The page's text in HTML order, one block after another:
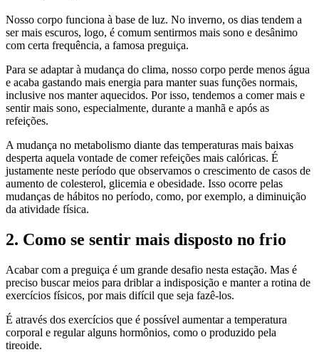
Nosso corpo funciona à base de luz. No inverno, os dias tendem a
ser mais escuros, logo, é comum sentirmos mais sono e desânimo
com certa frequência, a famosa preguiça.
Para se adaptar à mudança do clima, nosso corpo perde menos água
e acaba gastando mais energia para manter suas funções normais,
inclusive nos manter aquecidos. Por isso, tendemos a comer mais e
sentir mais sono, especialmente, durante a manhã e após as
refeições.
A mudança no metabolismo diante das temperaturas mais baixas
desperta aquela vontade de comer refeições mais calóricas. É
justamente neste período que observamos o crescimento de casos de
aumento de colesterol, glicemia e obesidade. Isso ocorre pelas
mudanças de hábitos no período, como, por exemplo, a diminuição
da atividade física.
2. Como se sentir mais disposto no frio
Acabar com a preguiça é um grande desafio nesta estação. Mas é
preciso buscar meios para driblar a indisposição e manter a rotina de
exercícios físicos, por mais difícil que seja fazê-los.
É através dos exercícios que é possível aumentar a temperatura
corporal e regular alguns hormônios, como o produzido pela
tireoide.